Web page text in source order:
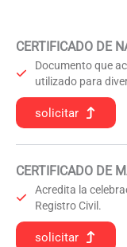
CERTIFICADO DE
Documento que
utilizado para
solicitar
CERTIFICADO DE
Acredita la
Registro Civil.
solicitar